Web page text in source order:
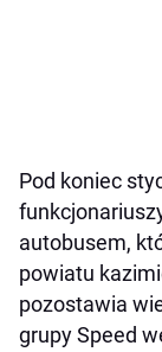
Pod koniec
autobusem,
powiatu
pozostawia
grupy Speed